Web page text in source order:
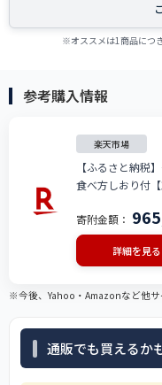
※オススメは1商品につ
参考購入情報
楽天市場
【ふるさと納税
食べ方しおり付
ださい [e14-
寄附金額：
詳細を見る
※今後、Yahoo・Amazonなど他サ
通販でも買えるか